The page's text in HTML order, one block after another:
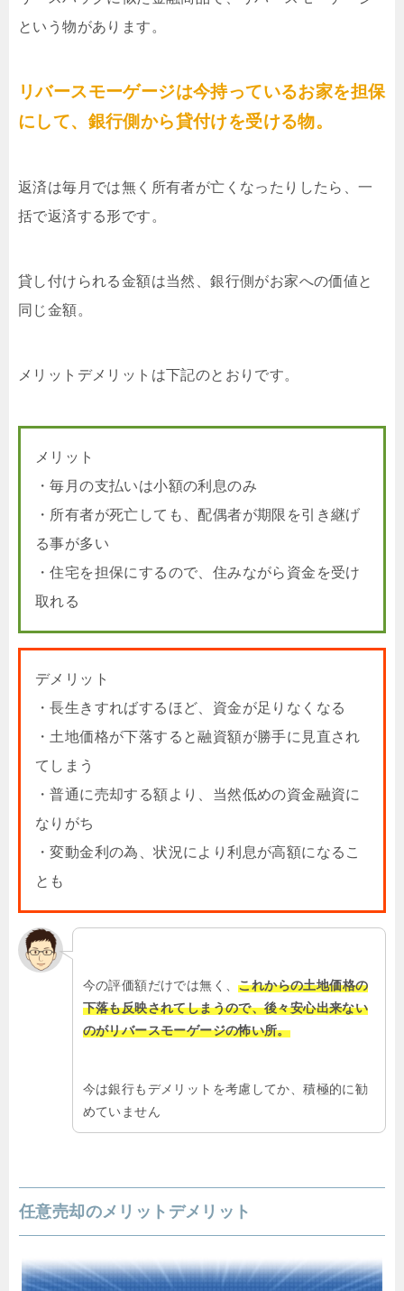
という物があります。
リバースモーゲージは今持っているお家を担保
にして、銀行側から貸付けを受ける物。
返済は毎月では無く所有者が亡くなったりしたら、一
括で返済する形です。
貸し付けられる金額は当然、銀行側がお家への価値と
同じ金額。
メリットデメリットは下記のとおりです。
メリット
・毎月の支払いは小額の利息のみ
・所有者が死亡しても、配偶者が期限を引き継げ
る事が多い
・住宅を担保にするので、住みながら資金を受け
取れる
デメリット
・長生きすればするほど、資金が足りなくなる
・土地価格が下落すると融資額が勝手に見直され
てしまう
・普通に売却する額より、当然低めの資金融資に
なりがち
・変動金利の為、状況により利息が高額になるこ
とも
今の評価額だけでは無く、これからの土地価格の
下落も反映されてしまうので、後々安心出来ない
のがリバースモーゲージの怖い所。
今は銀行もデメリットを考慮してか、積極的に勧
めていません
任意売却のメリットデメリット